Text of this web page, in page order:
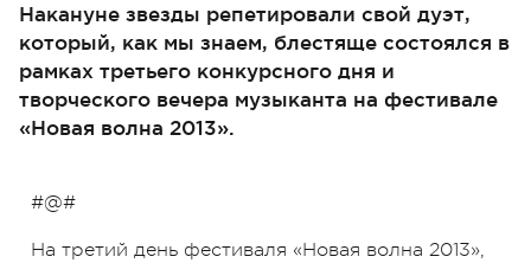
Накануне звезды репетировали свой дуэт,
который, как мы знаем, блестяще состоялся в
рамках третьего конкурсного дня и
творческого вечера музыканта на фестивале
«Новая волна 2013».
#@#
На третий день фестиваля «Новая волна 2013»,